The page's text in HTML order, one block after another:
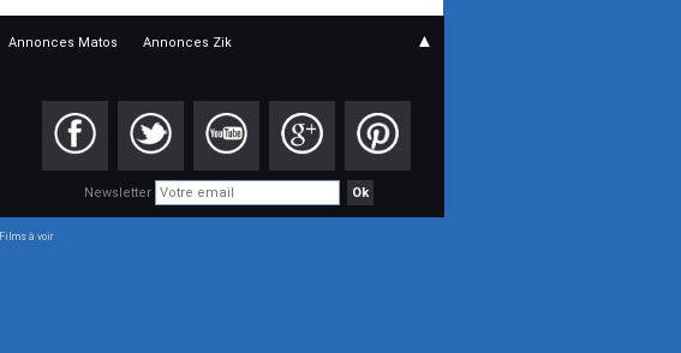
Annonces Matos Annonces Zik ▲
Newsletter
Films à voir